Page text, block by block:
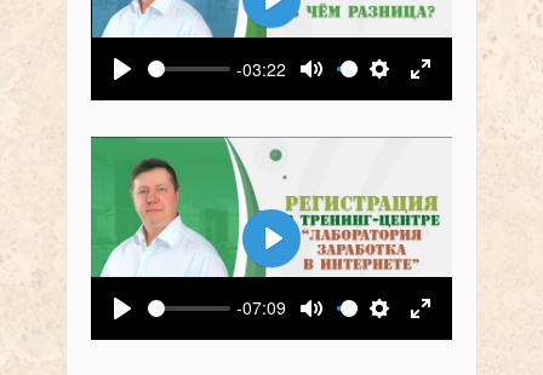
Воспроизвести
-03:22
Выключить звук
Настройки
На весь
Воспроизвести
Воспроизвести
-07:09
Выключить звук
Настройки
На весь
Воспроизвести